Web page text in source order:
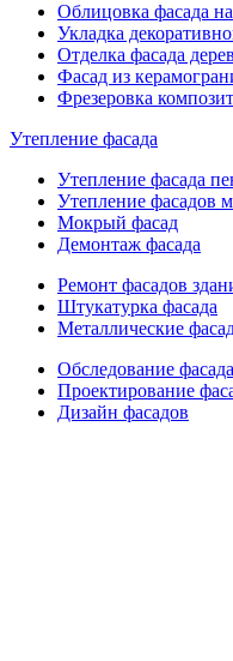
Облицовка фасада
Укладка
Отделка фасада
Фасад из
Фрезеровка
Утепление фасада
Утепление фасада
Утепление фасадов
Мокрый фасад
Демонтаж фасада
Ремонт фасадов
Штукатурка фасада
Металлические
Обследование
Проектирование
Дизайн фасадов